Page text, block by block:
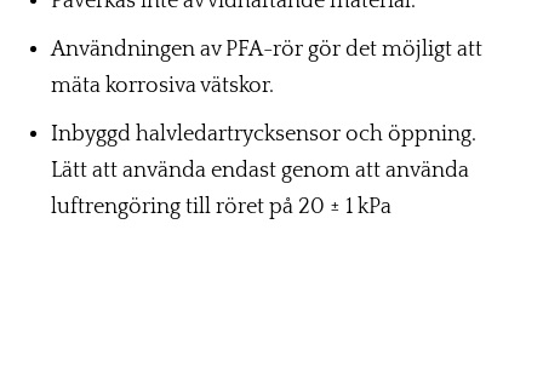
Användningen av PFA-rör gör det möjligt att
mäta korrosiva vätskor.
Inbyggd halvledartrycksensor och öppning.
Lätt att använda endast genom att använda
luftrengöring till röret på 20 ± 1 kPa